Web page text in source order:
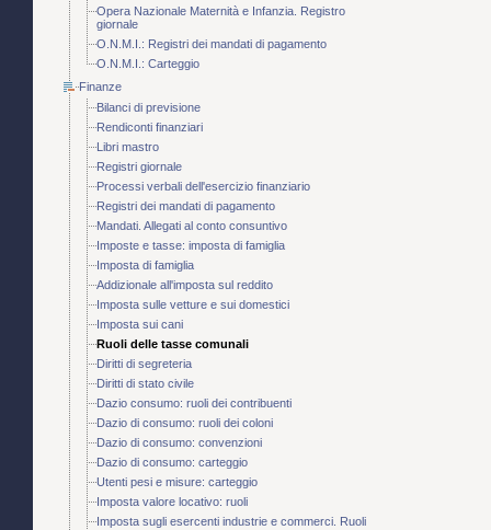
Opera Nazionale Maternità e Infanzia. Registro
giornale
O.N.M.I.: Registri dei mandati di pagamento
O.N.M.I.: Carteggio
Finanze
Bilanci di previsione
Rendiconti finanziari
Libri mastro
Registri giornale
Processi verbali dell'esercizio finanziario
Registri dei mandati di pagamento
Mandati. Allegati al conto consuntivo
Imposte e tasse: imposta di famiglia
Imposta di famiglia
Addizionale all'imposta sul reddito
Imposta sulle vetture e sui domestici
Imposta sui cani
Ruoli delle tasse comunali
Diritti di segreteria
Diritti di stato civile
Dazio consumo: ruoli dei contribuenti
Dazio di consumo: ruoli dei coloni
Dazio di consumo: convenzioni
Dazio di consumo: carteggio
Utenti pesi e misure: carteggio
Imposta valore locativo: ruoli
Imposta sugli esercenti industrie e commerci. Ruoli